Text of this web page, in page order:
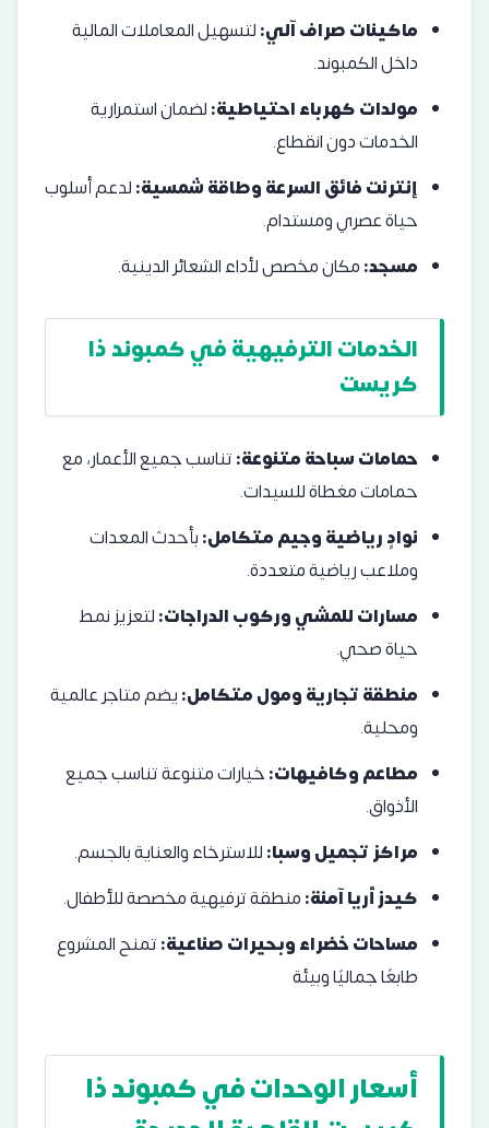
ماكينات صراف آلي:لتسهيل المعاملات المالية
داخل الكمبوند.
مولدات كهرباء احتياطية:لضمان استمرارية
الخدمات دون انقطاع.
إنترنت فائق السرعة وطاقة شمسية:لدعم أسلوب
حياة عصري ومستدام.
مسجد:مكان مخصص لأداء الشعائر الدينية.
الخدمات الترفيهية في كمبوند ذا
كريست
حمامات سباحة متنوعة:تناسب جميع الأعمار، مع
حمامات مغطاة للسيدات.
نوادٍ رياضية وجيم متكامل:بأحدث المعدات
وملاعب رياضية متعددة.
مسارات للمشي وركوب الدراجات:لتعزيز نمط
حياة صحي.
منطقة تجارية ومول متكامل:يضم متاجر عالمية
ومحلية.
مطاعم وكافيهات:خيارات متنوعة تناسب جميع
الأذواق.
مراكز تجميل وسبا:للاسترخاء والعناية بالجسم.
كيدز أريا آمنة:منطقة ترفيهية مخصصة للأطفال.
مساحات خضراء وبحيرات صناعية:تمنح المشروع
طابعًا جماليًا وبيئة
أسعار الوحدات في كمبوند ذا